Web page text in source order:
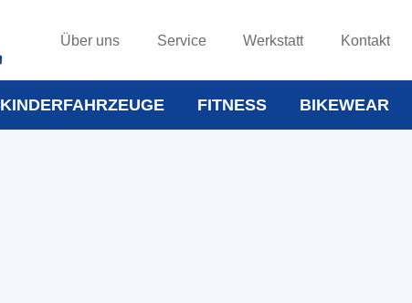
Über uns Service Werkstatt Kontakt
KINDERFAHRZEUGE FITNESS BIKEWEAR